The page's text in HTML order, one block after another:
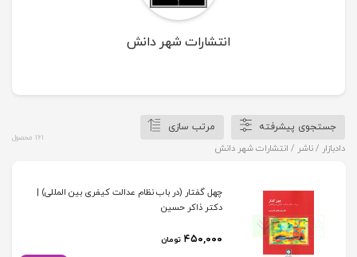
انتشارات شهر دانش
جستجوی پیشرفته
مرتب سازی
دادبازار / ناشر / انتشارات شهر دانش
161 محصول
چهل گفتار (در باب نظام عدالت کیفری بین المللی) |
دکتر ذاکر حسین
۴۵۰,۰۰۰ تومان